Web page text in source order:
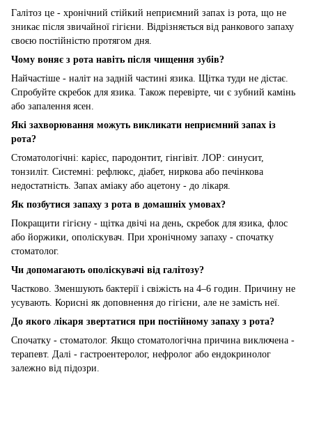
Галітоз це - хронічний стійкий неприємний запах із рота, що не
зникає після звичайної гігієни. Відрізняється від ранкового запаху
своєю постійністю протягом дня.
Чому воняє з рота навіть після чищення зубів?
Найчастіше - наліт на задній частині язика. Щітка туди не дістає.
Спробуйте скребок для язика. Також перевірте, чи є зубний камінь
або запалення ясен.
Які захворювання можуть викликати неприємний запах із
рота?
Стоматологічні: карієс, пародонтит, гінгівіт. ЛОР: синусит,
тонзиліт. Системні: рефлюкс, діабет, ниркова або печінкова
недостатність. Запах аміаку або ацетону - до лікаря.
Як позбутися запаху з рота в домашніх умовах?
Покращити гігієну - щітка двічі на день, скребок для язика, флос
або йоржики, ополіскувач. При хронічному запаху - спочатку
стоматолог.
Чи допомагають ополіскувачі від галітозу?
Частково. Зменшують бактерії і свіжість на 4–6 годин. Причину не
усувають. Корисні як доповнення до гігієни, але не замість неї.
До якого лікаря звертатися при постійному запаху з рота?
Спочатку - стоматолог. Якщо стоматологічна причина виключена -
терапевт. Далі - гастроентеролог, нефролог або ендокринолог
залежно від підозри.